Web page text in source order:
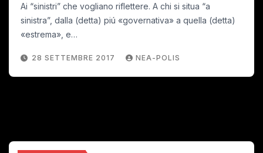
Ai “sinistri” che vogliano riflettere. A chi si situa “a
sinistra”, dalla (detta) piú «governativa» a quella (detta)
«estrema», e…
28 SETTEMBRE 2017 NEA-POLIS